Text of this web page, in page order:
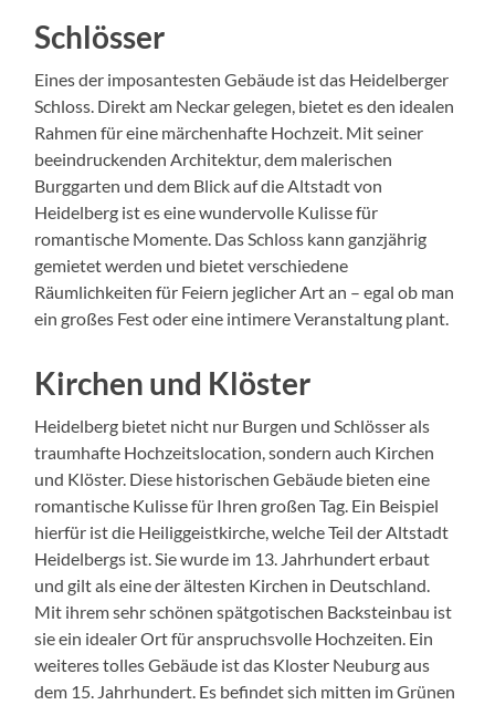
Schlösser
Eines der imposantesten Gebäude ist das Heidelberger
Schloss. Direkt am Neckar gelegen, bietet es den idealen
Rahmen für eine märchenhafte Hochzeit. Mit seiner
beeindruckenden Architektur, dem malerischen
Burggarten und dem Blick auf die Altstadt von
Heidelberg ist es eine wundervolle Kulisse für
romantische Momente. Das Schloss kann ganzjährig
gemietet werden und bietet verschiedene
Räumlichkeiten für Feiern jeglicher Art an – egal ob man
ein großes Fest oder eine intimere Veranstaltung plant.
Kirchen und Klöster
Heidelberg bietet nicht nur Burgen und Schlösser als
traumhafte Hochzeitslocation, sondern auch Kirchen
und Klöster. Diese historischen Gebäude bieten eine
romantische Kulisse für Ihren großen Tag. Ein Beispiel
hierfür ist die Heiliggeistkirche, welche Teil der Altstadt
Heidelbergs ist. Sie wurde im 13. Jahrhundert erbaut
und gilt als eine der ältesten Kirchen in Deutschland.
Mit ihrem sehr schönen spätgotischen Backsteinbau ist
sie ein idealer Ort für anspruchsvolle Hochzeiten. Ein
weiteres tolles Gebäude ist das Kloster Neuburg aus
dem 15. Jahrhundert. Es befindet sich mitten im Grünen